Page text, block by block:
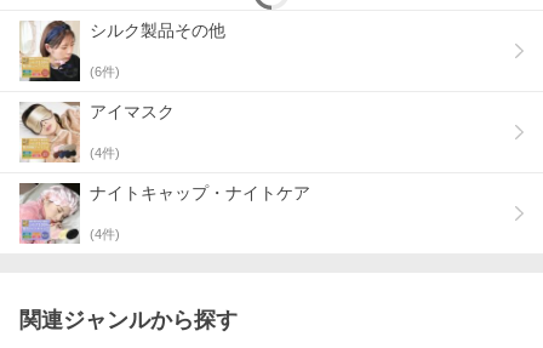
シルク製品その他
(6件)
アイマスク
(4件)
ナイトキャップ・ナイトケア
(4件)
関連ジャンルから探す